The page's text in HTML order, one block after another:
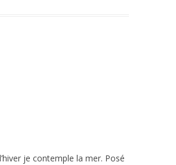
je contemple la mer. Posé